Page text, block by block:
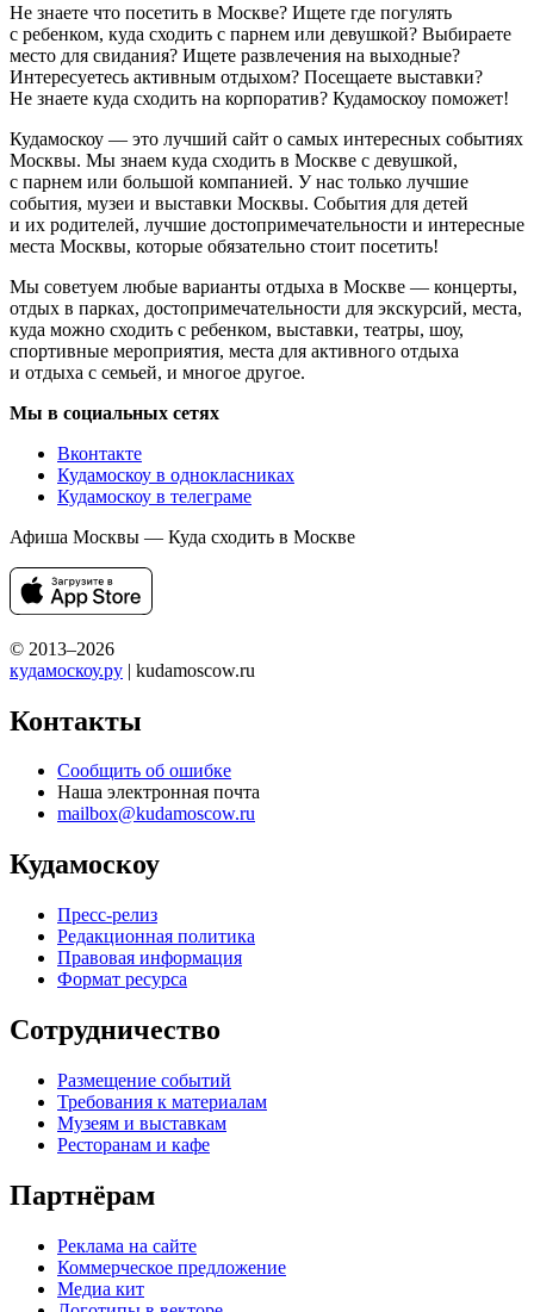
Не знаете что посетить в Москве? Ищете где погулять
с ребенком, куда сходить с парнем или девушкой? Выбираете
место для свидания? Ищете развлечения на выходные?
Интересуетесь активным отдыхом? Посещаете выставки?
Не знаете куда сходить на корпоратив? Кудамоскоу поможет!
Кудамоскоу — это лучший сайт о самых интересных событиях
Москвы. Мы знаем куда сходить в Москве с девушкой,
с парнем или большой компанией. У нас только лучшие
события, музеи и выставки Москвы. События для детей
и их родителей, лучшие достопримечательности и интересные
места Москвы, которые обязательно стоит посетить!
Мы советуем любые варианты отдыха в Москве — концерты,
отдых в парках, достопримечательности для экскурсий, места,
куда можно сходить с ребенком, выставки, театры, шоу,
спортивные мероприятия, места для активного отдыха
и отдыха с семьей, и многое другое.
Мы в социальных сетях
Вконтакте
Кудамоскоу в однокласниках
Кудамоскоу в телеграме
Афиша Москвы — Куда сходить в Москве
© 2013–2026
кудамоскоу.ру | kudamoscow.ru
Контакты
Сообщить об ошибке
Наша электронная почта
mailbox@kudamoscow.ru
Кудамоскоу
Пресс-релиз
Редакционная политика
Правовая информация
Формат ресурса
Сотрудничество
Размещение событий
Требования к материалам
Музеям и выставкам
Ресторанам и кафе
Партнёрам
Реклама на сайте
Коммерческое предложение
Медиа кит